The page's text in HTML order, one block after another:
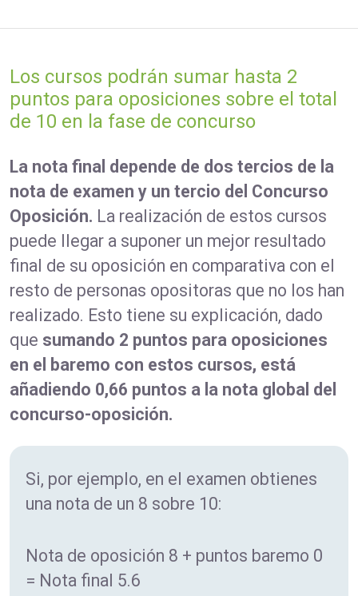
Los cursos podrán sumar hasta 2
puntos para oposiciones sobre el total
de 10 en la fase de concurso
La nota final depende de dos tercios de la
nota de examen y un tercio del Concurso
Oposición. La realización de estos cursos
puede llegar a suponer un mejor resultado
final de su oposición en comparativa con el
resto de personas opositoras que no los han
realizado. Esto tiene su explicación, dado
que sumando 2 puntos para oposiciones
en el baremo con estos cursos, está
añadiendo 0,66 puntos a la nota global del
concurso-oposición.
Si, por ejemplo, en el examen obtienes
una nota de un 8 sobre 10:
Nota de oposición 8 + puntos baremo 0
= Nota final 5.6